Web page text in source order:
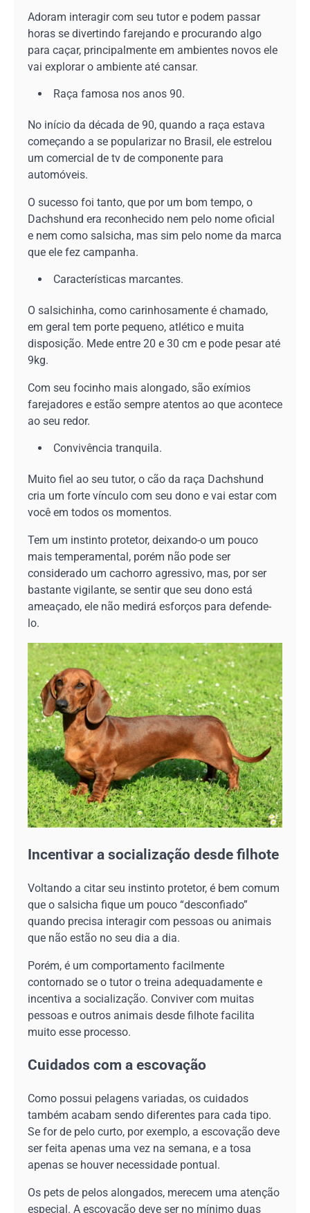
Adoram interagir com seu tutor e podem passar
horas se divertindo farejando e procurando algo
para caçar, principalmente em ambientes novos ele
vai explorar o ambiente até cansar.
Raça famosa nos anos 90.
No início da década de 90, quando a raça estava
começando a se popularizar no Brasil, ele estrelou
um comercial de tv de componente para
automóveis.
O sucesso foi tanto, que por um bom tempo, o
Dachshund era reconhecido nem pelo nome oficial
e nem como salsicha, mas sim pelo nome da marca
que ele fez campanha.
Características marcantes.
O salsichinha, como carinhosamente é chamado,
em geral tem porte pequeno, atlético e muita
disposição. Mede entre 20 e 30 cm e pode pesar até
9kg.
Com seu focinho mais alongado, são exímios
farejadores e estão sempre atentos ao que acontece
ao seu redor.
Convivência tranquila.
Muito fiel ao seu tutor, o cão da raça Dachshund
cria um forte vínculo com seu dono e vai estar com
você em todos os momentos.
Tem um instinto protetor, deixando-o um pouco
mais temperamental, porém não pode ser
considerado um cachorro agressivo, mas, por ser
bastante vigilante, se sentir que seu dono está
ameaçado, ele não medirá esforços para defende-
lo.
Incentivar a socialização desde filhote
Voltando a citar seu instinto protetor, é bem comum
que o salsicha fique um pouco “desconfiado”
quando precisa interagir com pessoas ou animais
que não estão no seu dia a dia.
Porém, é um comportamento facilmente
contornado se o tutor o treina adequadamente e
incentiva a socialização. Conviver com muitas
pessoas e outros animais desde filhote facilita
muito esse processo.
Cuidados com a escovação
Como possui pelagens variadas, os cuidados
também acabam sendo diferentes para cada tipo.
Se for de pelo curto, por exemplo, a escovação deve
ser feita apenas uma vez na semana, e a tosa
apenas se houver necessidade pontual.
Os pets de pelos alongados, merecem uma atenção
especial. A escovação deve ser no mínimo duas